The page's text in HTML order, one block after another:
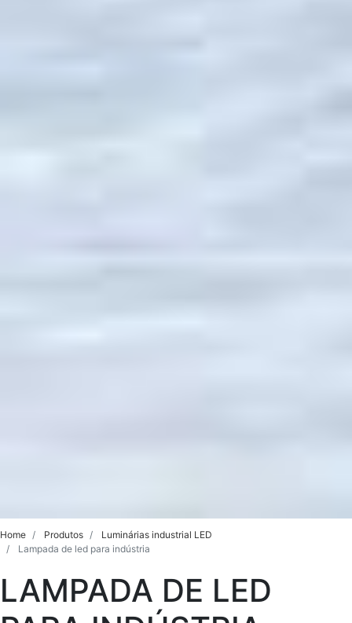
Home Produtos
Luminárias industrial LED
Lampada de led para indústria
LAMPADA DE LED